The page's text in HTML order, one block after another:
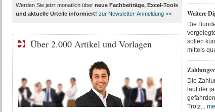
Weitere
Die
sollen
mittels
Die
laut der
Trotz...
Werden Sie jetzt monatlich über neue Fachbeiträge, Excel-Tools
und aktuelle Urteileinformiert! zur Newsletter-Anmeldung >>
Über 2.000 Artikel und Vorlagen